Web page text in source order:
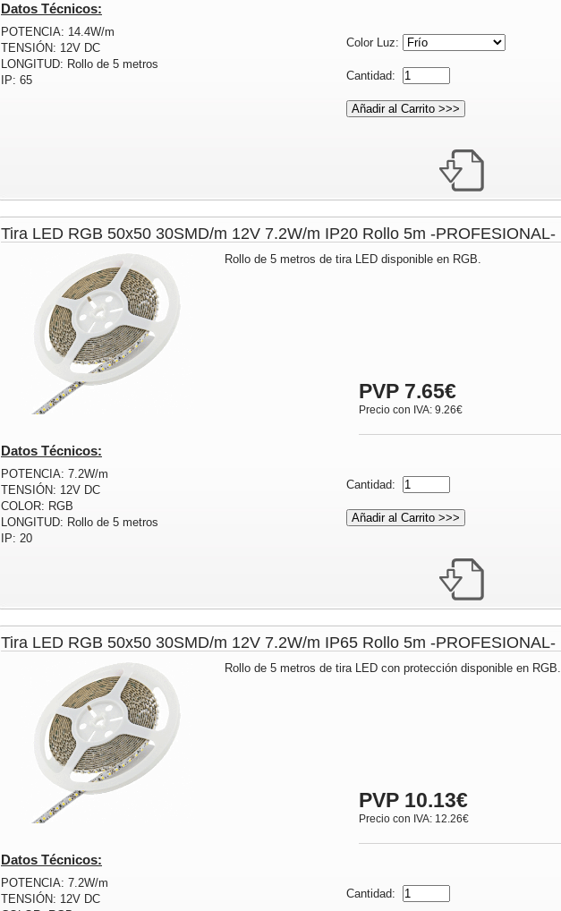
Datos Técnicos:
POTENCIA: 14.4W/m
TENSIÓN: 12V DC
LONGITUD: Rollo de 5 metros
IP: 65
Color Luz:
Cantidad:
Tira LED RGB 50x50 30SMD/m 12V 7.2W/m IP20 Rollo 5m -PROFESIONAL-
Rollo de 5 metros de tira LED disponible en RGB.
PVP 7.65€
Precio con IVA: 9.26€
Datos Técnicos:
POTENCIA: 7.2W/m
TENSIÓN: 12V DC
COLOR: RGB
LONGITUD: Rollo de 5 metros
IP: 20
Cantidad:
Tira LED RGB 50x50 30SMD/m 12V 7.2W/m IP65 Rollo 5m -PROFESIONAL-
Rollo de 5 metros de tira LED con protección disponible en RGB.
PVP 10.13€
Precio con IVA: 12.26€
Datos Técnicos:
POTENCIA: 7.2W/m
TENSIÓN: 12V DC
Cantidad: